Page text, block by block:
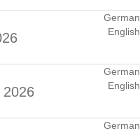
German
English
2026
German
English
German